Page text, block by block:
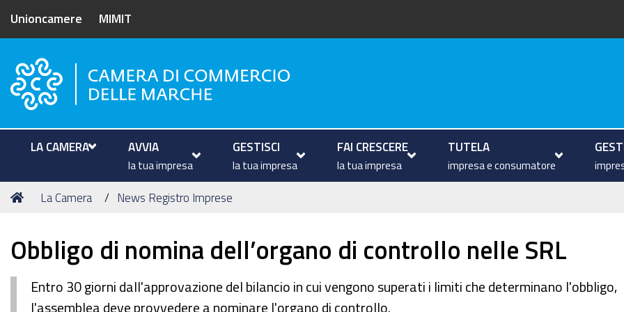
Unioncamere MIMIT
Camera di Commercio delle Marche
LA CAMERA AVVIA
la tua impresa
GESTISCI
la tua impresa
FAI CRESCERE
la tua impresa
TUTELA
impresa e consumatore
Tu
Home
La Camera News Registro Imprese
Obbligo di nomina dell’organo di controllo nelle SRL
Entro 30 giorni dall'approvazione del bilancio in cui vengono superati i limiti che determinano l'obbligo,
l'assemblea deve provvedere a nominare l'organo di controllo.